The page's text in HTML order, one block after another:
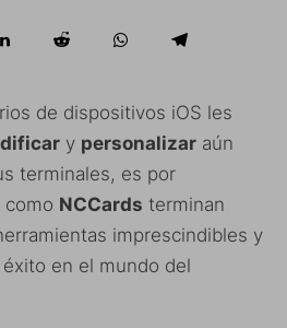
de dispositivos iOS les
y personalizar aún
terminales, es por
como NCCards terminan
imprescindibles y
en el mundo del